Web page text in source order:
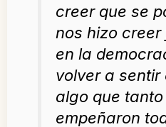
creer que se
nos hizo creer
en la
volver a sentir
algo que tanto
empeñaron